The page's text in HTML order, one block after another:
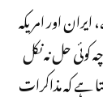
اور امریکہ
کوئی حل نہ نکل
ہے کہ مذاکرات